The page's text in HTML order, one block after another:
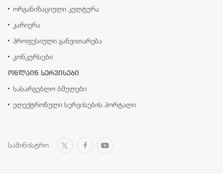
ორგანიზაციული კულტურა
კარიერა
პროფესიული განვითარება
კონკურსები
ონლაინ სერვისები
სასარგებლო ბმულები
ელექტრონული სერვისების პორტალი
სამინისტრო